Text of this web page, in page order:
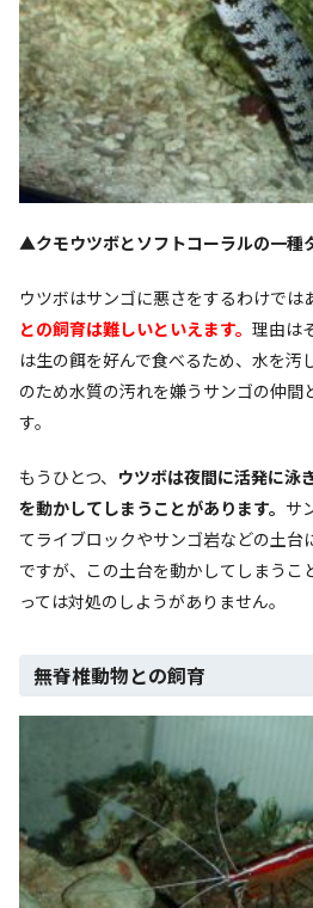
▲クモウツボとソフトコーラルの一種
ウツボはサンゴに悪さをするわけでは
との飼育は難しいといえます。 理由は
は生の餌を好んで食べるため、水を汚
のため水質の汚れを嫌うサンゴの仲間
す。
もうひとつ、 ウツボは夜間に活発に泳
を動かしてしまうことがあります。 サ
てライブロックやサンゴ岩などの土台
ですが、この土台を動かしてしまうこ
っては対処のしようがありません。
無脊椎動物との飼育